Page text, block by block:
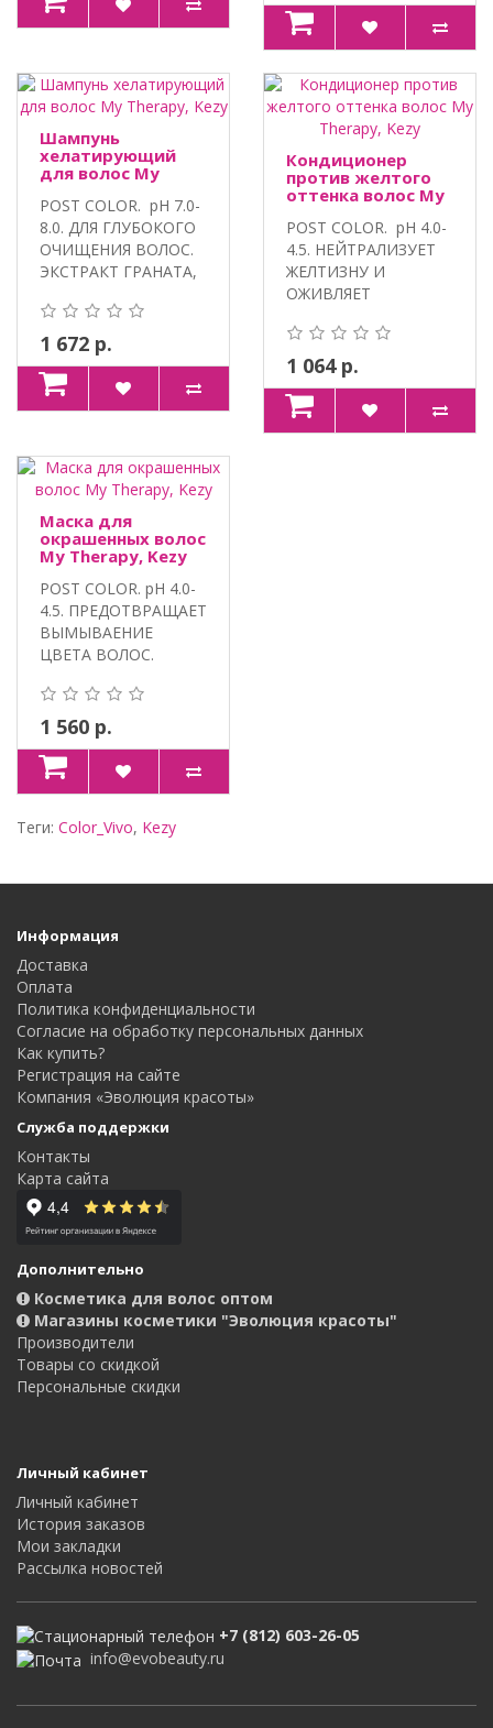
Шампунь
хелатирующий
для волос My
POST COLOR. pH 7.0-
8.0. ДЛЯ ГЛУБОКОГО
ОЧИЩЕНИЯ ВОЛОС.
ЭКСТРАКТ ГРАНАТА,
1 672 р.
Кондиционер
против желтого
оттенка волос My
POST COLOR. pH 4.0-
4.5. НЕЙТРАЛИЗУЕТ
ЖЕЛТИЗНУ И
ОЖИВЛЯЕТ
..
1 064 р.
Маска для
окрашенных волос
My Therapy, Kezy
POST COLOR. pH 4.0-
4.5. ПРЕДОТВРАЩАЕТ
ВЫМЫВАЕНИЕ
ЦВЕТА ВОЛОС.
1 560 р.
Теги: Color_Vivo, Kezy
Информация
Доставка
Оплата
Политика конфиденциальности
Согласие на обработку персональных данных
Как купить?
Регистрация на сайте
Компания «Эволюция красоты»
Служба поддержки
Контакты
Карта сайта
Дополнительно
Косметика для волос оптом
Магазины косметики "Эволюция красоты"
Производители
Товары со скидкой
Персональные скидки
Личный кабинет
Личный кабинет
История заказов
Мои закладки
Рассылка новостей
+7 (812) 603-26-05
info@evobeauty.ru